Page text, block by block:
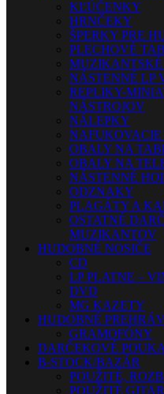
KĽÚČENKY
HRNČEKY
ŠPERKY PRE
PLECHOVÉ
NÁSTENNÉ LP
REPLIKY-
NÁSTROJOV
NÁLEPKY
NAFUKOVACIE
OBALY NA
OBALY NA
NÁSTENNÉ
ODZNAKY
PLAGÁTY A
OSTATNÉ
MUZIKANTOV
HUDOBNÉ NOSIČE
CD
LP PLATNE –
DVD
MG KAZETY
HUDOBNÉ
GRAMOFÓNY
DARČEKOVÉ
B-STOCK/BAZÁR
POUŽITÉ,
POUŽITÉ